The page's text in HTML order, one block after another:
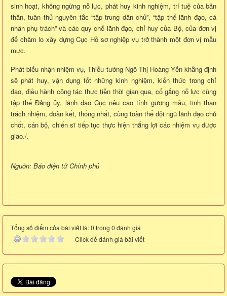
sinh hoạt, không ngừng nỗ lực, phát huy kinh nghiệm, trí tuệ của bản
thân, tuân thủ nguyên tắc “tập trung dân chủ”, “tập thể lãnh đạo, cá
nhân phụ trách” và các quy chế lãnh đạo, chỉ huy của Bộ, của đơn vị
để chăm lo xây dựng Cục Hồ sơ nghiệp vụ trở thành một đơn vị mẫu
mực.
Phát biểu nhận nhiệm vụ, Thiếu tướng Ngô Thị Hoàng Yến khẳng định
sẽ phát huy, vận dụng tốt những kinh nghiệm, kiến thức trong chỉ
đạo, điều hành công tác thực tiễn thời gian qua, cố gắng nỗ lực cùng
tập thể Đảng ủy, lãnh đạo Cục nêu cao tính gương mẫu, tinh thần
trách nhiệm, đoàn kết, thống nhất, cùng toàn thể đội ngũ lãnh đạo chủ
chốt, cán bộ, chiến sĩ tiếp tục thực hiện thắng lợi các nhiệm vụ được
giao./.
Nguồn: Báo điện tử Chính phủ
Tổng số điểm của bài viết là: 0 trong 0 đánh giá
Click để đánh giá bài viết